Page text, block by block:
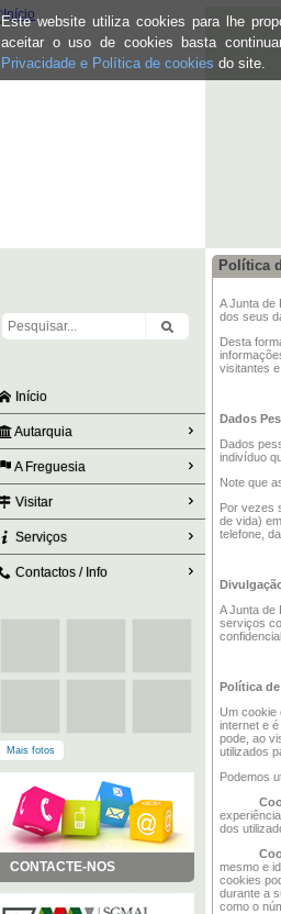
Este website utiliza cookies para lhe
aceitar o uso de cookies basta
Privacidade e Política de cookies do site.
Início
Autarquia
A Freguesia
Visitar
Serviços
Contactos / Info
Mais fotos
CONTACTE-NOS
Política
A Junta de
dos seus
Desta
visitantes
Dados
Dados
indivíduo
Note que
Por vezes
de vida)
telefone,
A Junta de
serviços
Política
Um cookie
internet e
pode, ao
utilizados
Podemos
dos
mesmo e
cookies
durante a
como o